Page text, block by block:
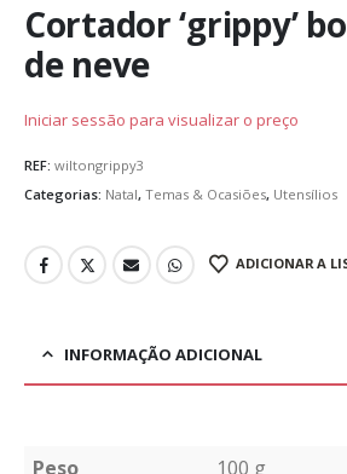
Cortador ‘grippy’
de neve
Iniciar sessão para visualizar o preço
REF: wiltongrippy3
Categorias: Natal, Temas & Ocasiões, Utensílios
ADICIONAR A
INFORMAÇÃO ADICIONAL
Peso
100 g